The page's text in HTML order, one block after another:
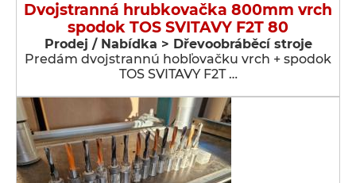
Dvojstranná hrubkovačka 800mm vrch
spodok TOS SVITAVY F2T 80
Prodej / Nabídka > Dřevoobráběcí stroje
Predám dvojstrannú hobľovačku vrch + spodok
TOS SVITAVY F2T …